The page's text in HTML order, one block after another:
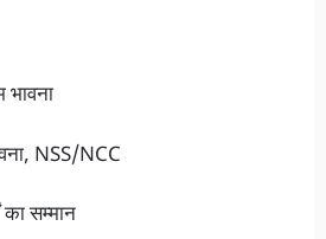
भावना
NSS/NCC
का सम्मान